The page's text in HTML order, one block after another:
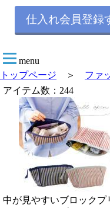
仕入れ会員登録
menu
トップページ ＞ ファ
アイテム数：244
中が見やすいブロックプ